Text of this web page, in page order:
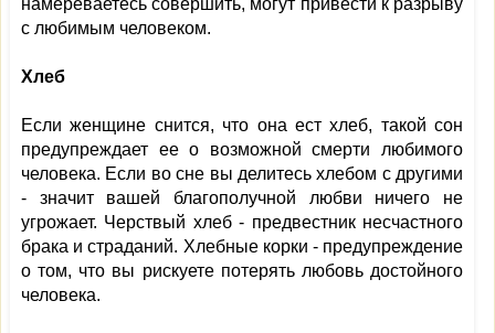
намереваетесь совершить, могут привести к разрыву
с любимым человеком.
Хлеб
Если женщине снится, что она ест хлеб, такой сон
предупреждает ее о возможной смерти любимого
человека. Если во сне вы делитесь хлебом с другими
- значит вашей благополучной любви ничего не
угрожает. Черствый хлеб - предвестник несчастного
брака и страданий. Хлебные корки - предупреждение
о том, что вы рискуете потерять любовь достойного
человека.